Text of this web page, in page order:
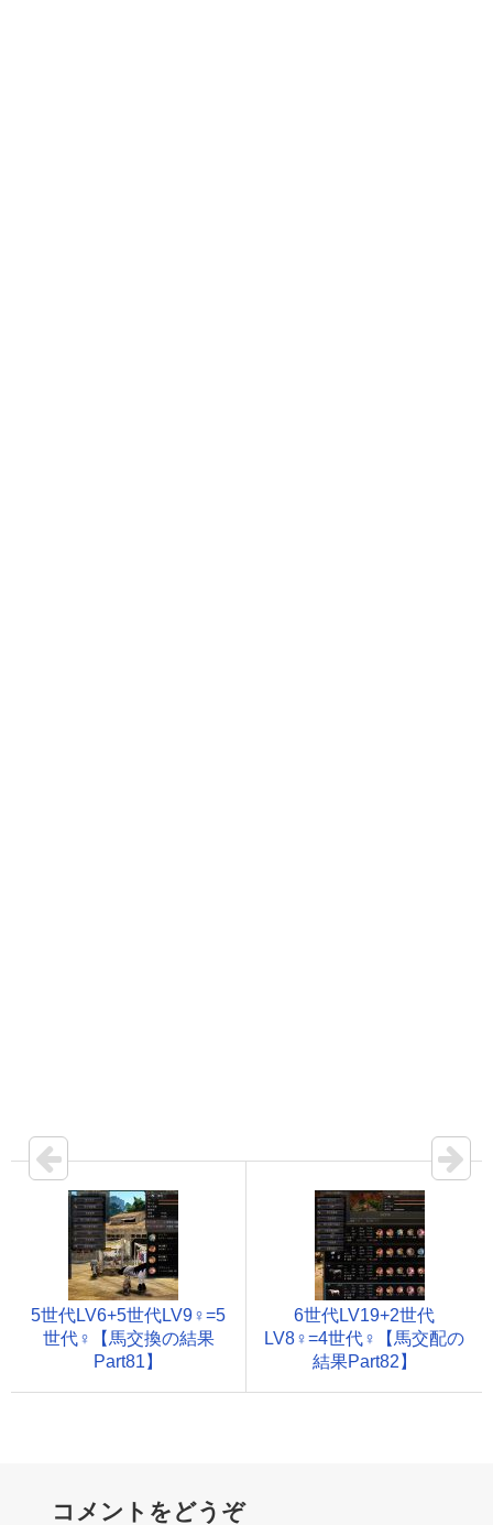
5世代LV6+5世代LV9♀=5
世代♀【馬交換の結果
Part81】
6世代LV19+2世代
LV8♀=4世代♀【馬交配の
結果Part82】
コメントをどうぞ